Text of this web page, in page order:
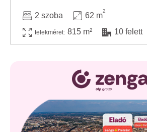
2 szoba 62 m
2
telekméret: 815 m² 10 felett